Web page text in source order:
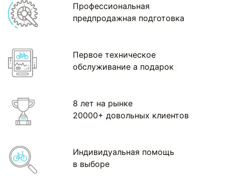
Профессиональная
предпродажная подготовка
Первое техническое
обслуживание а подарок
8 лет на рынке
20000+ довольных клиентов
Индивидуальная помощь
в выборе